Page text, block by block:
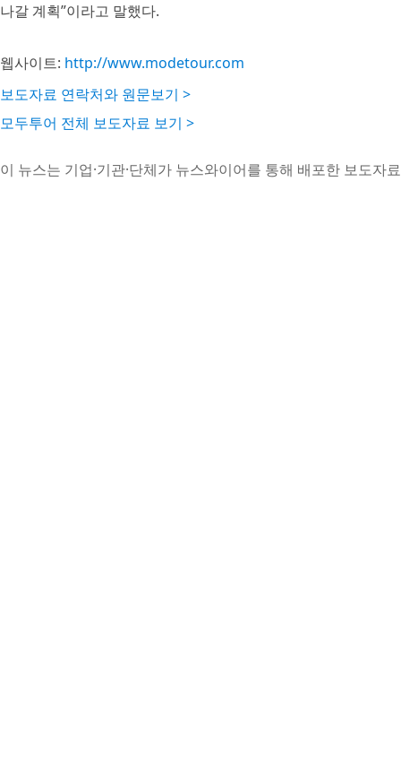
나갈 계획”이라고 말했다.
웹사이트: http://www.modetour.com
보도자료 연락처와 원문보기 >
모두투어 전체 보도자료 보기 >
이 뉴스는 기업·기관·단체가 뉴스와이어를 통해 배포한 보도자